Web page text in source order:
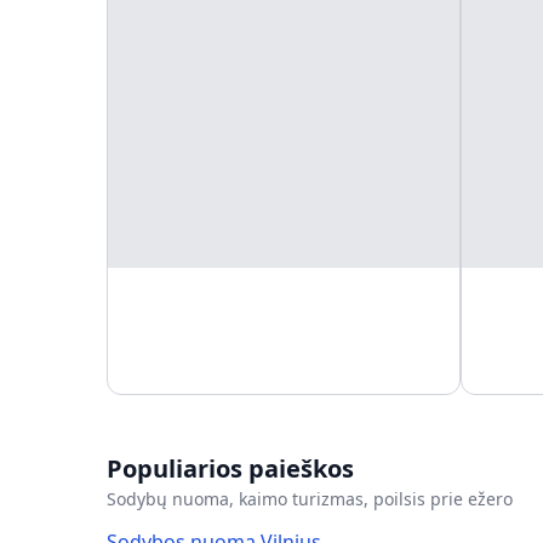
Populiarios paieškos
Sodybų nuoma, kaimo turizmas, poilsis prie ežero